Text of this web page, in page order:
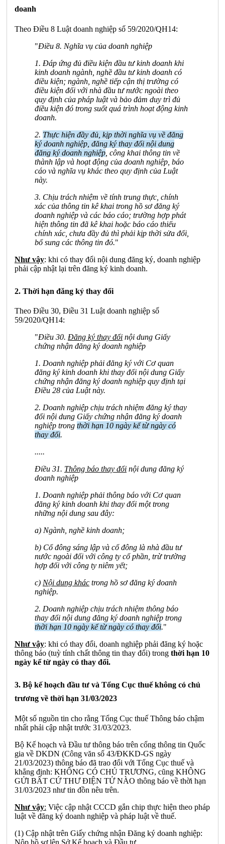
doanh
Theo Điều 8 Luật doanh nghiệp số 59/2020/QH14:
"Điều 8. Nghĩa vụ của doanh nghiệp
1. Đáp ứng đủ điều kiện đầu tư kinh doanh khi
kinh doanh ngành, nghề đầu tư kinh doanh có
điều kiện; ngành, nghề tiếp cận thị trường có
điều kiện đối với nhà đầu tư nước ngoài theo
quy định của pháp luật và bảo đảm duy trì đủ
điều kiện đó trong suốt quá trình hoạt động kinh
doanh.
2. Thực hiện đầy đủ, kịp thời nghĩa vụ về đăng
ký doanh nghiệp, đăng ký thay đổi nội dung
đăng ký doanh nghiệp , công khai thông tin về
thành lập và hoạt động của doanh nghiệp, báo
cáo và nghĩa vụ khác theo quy định của Luật
này.
3. Chịu trách nhiệm về tính trung thực, chính
xác của thông tin kê khai trong hồ sơ đăng ký
doanh nghiệp và các báo cáo; trường hợp phát
hiện thông tin đã kê khai hoặc báo cáo thiếu
chính xác, chưa đầy đủ thì phải kịp thời sửa đổi,
bổ sung các thông tin đó."
Như vậy: khi có thay đổi nội dung đăng ký, doanh nghiệp
phải cập nhật lại trên đăng ký kinh doanh.
2. Thời hạn đăng ký thay đổi
Theo Điều 30, Điều 31 Luật doanh nghiệp số
59/2020/QH14:
"Điều 30. Đăng ký thay đổi nội dung Giấy
chứng nhận đăng ký doanh nghiệp
1. Doanh nghiệp phải đăng ký với Cơ quan
đăng ký kinh doanh khi thay đổi nội dung Giấy
chứng nhận đăng ký doanh nghiệp quy định tại
Điều 28 của Luậtnày.
2. Doanh nghiệp chịu trách nhiệm đăng ký thay
đổi nội dung Giấy chứng nhận đăng ký doanh
nghiệp trong thời hạn 10 ngày kể từ ngày có
thay đổi.
.....
Điều 31. Thông báo thay đổi nội dung đăng ký
doanh nghiệp
1. Doanh nghiệp phải thông báo với Cơ quan
đăng ký kinh doanh khi thay đổi một trong
những nội dung sau đây:
a) Ngành, nghề kinh doanh;
b) Cổ đông sáng lập và cổ đông là nhà đầu tư
nước ngoài đối với công ty cổ phần, trừ trường
hợp đối với công ty niêm yết;
c) Nội dung khác trong hồ sơ đăng ký doanh
nghiệp.
2. Doanh nghiệp chịu trách nhiệm thông báo
thay đổi nội dung đăng ký doanh nghiệp trong
thời hạn 10 ngày kể từ ngày có thay đổi."
Như vậy: khi có thay đổi, doanh nghiệp phải đăng ký hoặc
thông báo (tuỳ tính chất thông tin thay đổi) trong thời hạn 10
ngày kể từ ngày có thay đổi.
3. Bộ kế hoạch đầu tư và Tổng Cục thuế không có chủ
trương về thời hạn 31/03/2023
Một số nguồn tin cho rằng Tổng Cục thuế Thông báo chậm
nhất phải cập nhật trước 31/03/2023.
Bộ Kế hoạch và Đầu tư thông báo trên cổng thông tin Quốc
gia về DKDN (Công văn số 43/ĐKKD-GS ngày
21/03/2023) thông báo đã trao đổi với Tổng Cục thuế và
khẳng định: KHÔNG CÓ CHỦ TRƯƠNG, cũng KHÔNG
GỬI BẤT CỨ THƯ ĐIỆN TỬ NÀO thông báo về thời hạn
31/03/2023 như tin đồn nêu trên.
Như vậy: Việc cập nhật CCCD gắn chip thực hiện theo pháp
luật về đăng ký doanh nghiệp và pháp luật về thuế.
(1) Cập nhật trên Giấy chứng nhận Đăng ký doanh nghiệp: